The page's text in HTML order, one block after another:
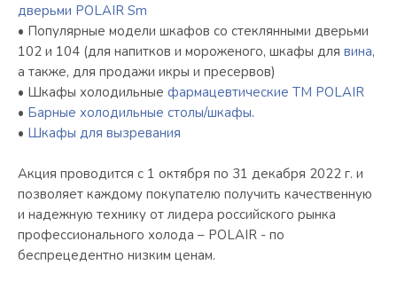
дверьми POLAIR Sm
• Популярные модели шкафов со стеклянными дверьми
102 и 104 (для напитков и мороженого, шкафы для вина,
а также, для продажи икры и пресервов)
• Шкафы холодильные фармацевтические ТМ POLAIR
• Барные холодильные столы/шкафы.
• Шкафы для вызревания
Акция проводится с 1 октября по 31 декабря 2022 г. и
позволяет каждому покупателю получить качественную
и надежную технику от лидера российского рынка
профессионального холода – POLAIR - по
беспрецедентно низким ценам.